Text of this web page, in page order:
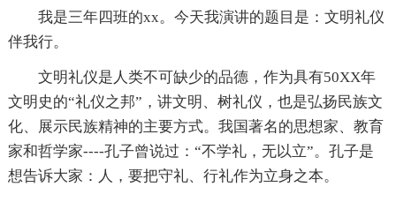
我是三年四班的xx。今天我演讲的题目是：文明礼仪
伴我行。
文明礼仪是人类不可缺少的品德，作为具有50XX年
文明史的“礼仪之邦”，讲文明、树礼仪，也是弘扬民族文
化、展示民族精神的主要方式。我国著名的思想家、教育
家和哲学家----孔子曾说过：“不学礼，无以立”。孔子是
想告诉大家：人，要把守礼、行礼作为立身之本。